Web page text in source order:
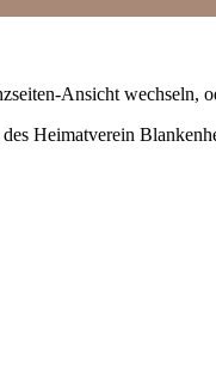
Ansicht wechseln,
Heimatverein